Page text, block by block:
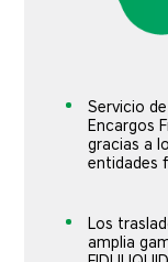
Servicio
Encargos
gracias a
entidades
Los
amplia